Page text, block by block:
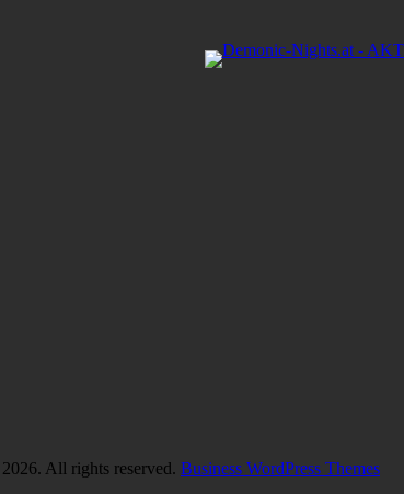
2026. All rights reserved. Business WordPress Themes